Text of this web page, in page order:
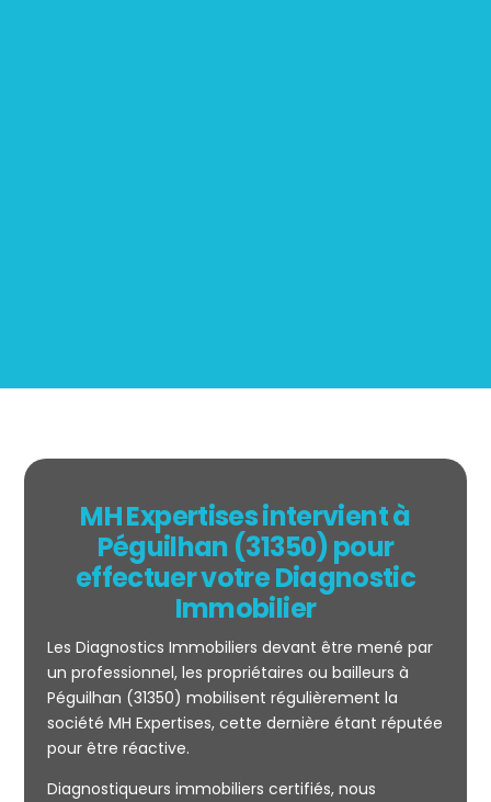
Mesurage
CARREZ
MH Expertises intervient à
Péguilhan (31350) pour
effectuer votre Diagnostic
Immobilier
Les Diagnostics Immobiliers devant être mené par
un professionnel, les propriétaires ou bailleurs à
Péguilhan (31350) mobilisent régulièrement la
société MH Expertises, cette dernière étant réputée
pour être réactive.
Diagnostiqueurs immobiliers certifiés, nous